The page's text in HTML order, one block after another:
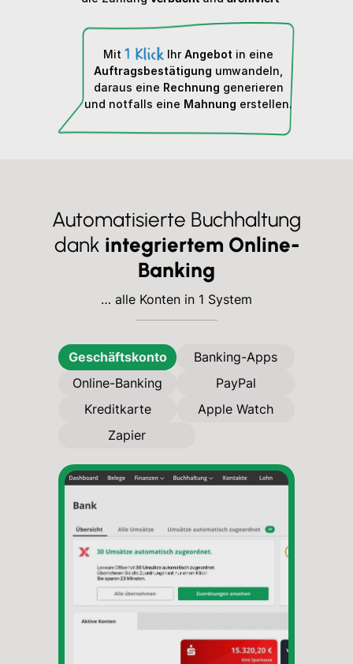
Mit IhrAngebot in eine
Auftragsbestätigung umwandeln,
daraus eine Rechnung generieren
und notfalls eine Mahnung erstellen.
Automatisierte Buchhaltung
dank integriertem Online-
Banking
… alle Konten in 1 System
Geschäftskonto
Banking-Apps
Online-Banking
PayPal
Kreditkarte
Apple Watch
Zapier